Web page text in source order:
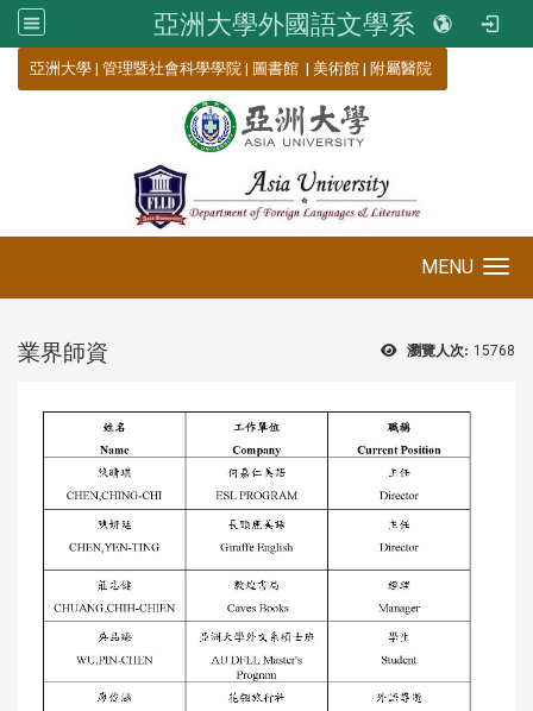
亞洲大學外國語文學系
亞洲大學 | 管理暨社會科學學院 | 圖書館 | 美術館 | 附屬醫院
MENU
瀏覽人次: 15768
業界師資